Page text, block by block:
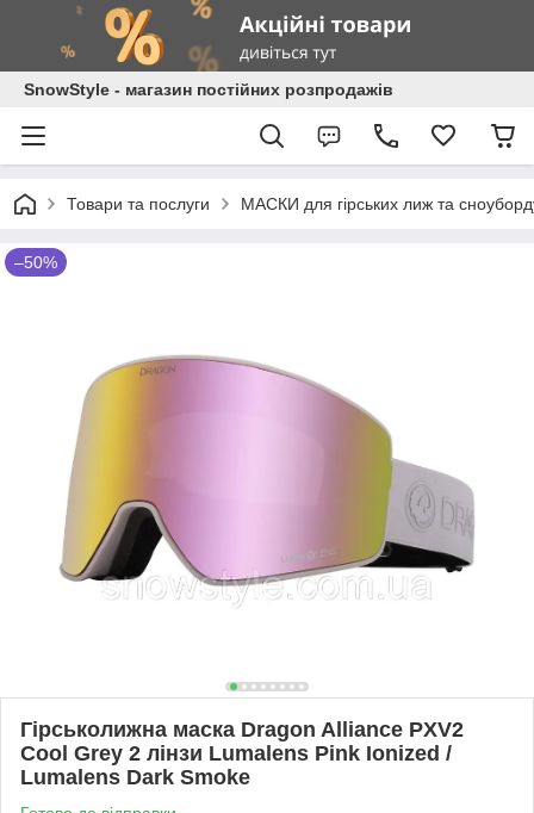
SnowStyle - магазин постійних розпродажів
Товари та послуги МАСКИ для гірських лиж та
–50%
Гірськолижна маска Dragon Alliance PXV2
Cool Grey 2 лінзи Lumalens Pink Ionized /
Lumalens Dark Smoke